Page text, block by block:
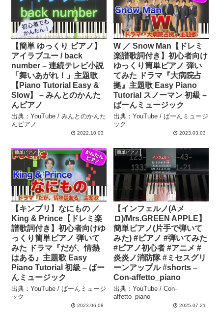
【簡単 ゆっくり ピアノ】
アイラブユー / back
number – 連続テレビ小説
「舞いあがれ！」主題歌
【Piano Tutorial Easy &
Slow】 – みんとのかんた
んピアノ
出典：YouTube / みんとのかんた
んピアノ
2022.10.03
W ／ Snow Man【ドレミ
楽譜歌詞付き】初心者向け
ゆっくり簡単ピアノ 弾い
てみた ドラマ『大病院占
拠』主題歌 Easy Piano
Tutorial スノーマン 初級 –
ばーんミュージック
出典：YouTube / ばーんミュージ
ック
2023.03.03
簡単ピアノ
【キンプリ】なにもの ／
King & Prince【ドレミ楽
譜歌詞付き】初心者向けゆ
っくり簡単ピアノ 弾いて
みた ドラマ『だが、情熱
はある』主題歌 Easy
Piano Tutorial 初級 – ばー
んミュージック
出典：YouTube / ばーんミュージ
ック
2023.06.08
簡単ピアノ
【インフェルノ(Aメ
ロ)/Mrs.GREEN APPLE】
簡単ピアノ(片手で弾いて
みた) #ピアノ #弾いてみた
#ピアノ初心者 #アニメ #
炎炎ノ消防隊 #ミセスグリ
ーンアップル #shorts –
Con-affetto_piano
出典：YouTube / Con-
affetto_piano
2025.07.21